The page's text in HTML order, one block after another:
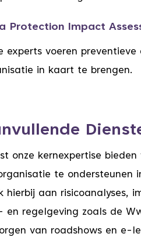
Protection Impact
experts voeren
in kaart te brengen.
onze kernexpertise
te ondersteunen
hierbij aan risicoanalyses,
en regelgeving zoals de
van roadshows en e-